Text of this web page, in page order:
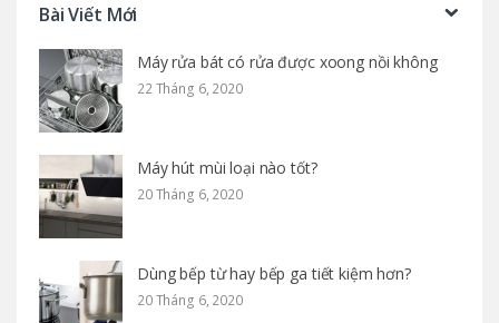
Bài Viết Mới
Máy rửa bát có rửa được xoong nồi không
22 Tháng 6, 2020
Máy hút mùi loại nào tốt?
20 Tháng 6, 2020
Dùng bếp từ hay bếp ga tiết kiệm hơn?
20 Tháng 6, 2020